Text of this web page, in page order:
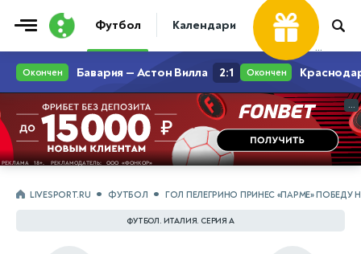
Футбол Календари Таблицы Матчи
...
...
LIVESPORT.RU ФУТБОЛ ГОЛ ПЕЛЕГРИНО ПРИНЕС «ПАРМЕ» ПОБЕДУ
ФУТБОЛ. ИТАЛИЯ. СЕРИЯ А